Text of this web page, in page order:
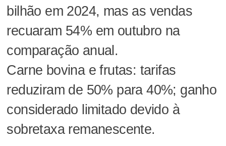
bilhão em 2024, mas as vendas
recuaram 54% em outubro na
comparação anual.
Carne bovina e frutas: tarifas
reduziram de 50% para 40%; ganho
considerado limitado devido à
sobretaxa remanescente.